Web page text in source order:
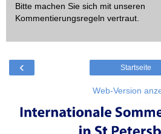
Bitte machen Sie sich mit unseren
Kommentierungsregeln vertraut.
‹ Startseite
Web-Version